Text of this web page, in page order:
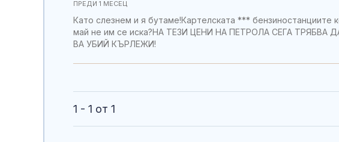
ПРЕДИ 1 МЕСЕЦ
Като слезнем и я бутаме!Картелската *** бензиностанциите
май не им се иска?НА ТЕЗИ ЦЕНИ НА ПЕТРОЛА СЕГА
ВА УБИЙ КЪРЛЕЖИ!
1 - 1 от 1